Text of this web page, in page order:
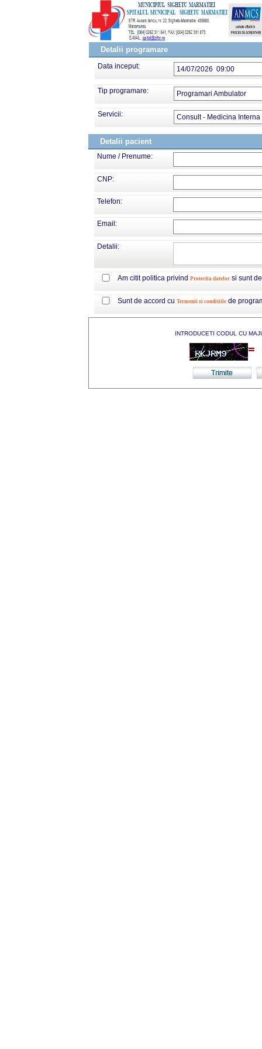
Detalii programare
Data inceput: 14/07/2026 09:00
Tip programare: Programari Ambulator
Servicii: Consult - Medicina Interna
Detalii pacient
Nume / Prenume:
CNP:
Telefon:
Email:
Detalii:
Am citit politica privind Protectia datelor si sunt
Sunt de accord cu Termenii si conditiile de
INTRODUCETI CODUL CU
=